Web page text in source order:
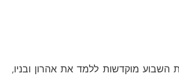
מוקדשות ללמד את אהרון ובניו,